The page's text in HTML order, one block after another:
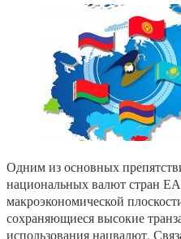
Одним из основных
национальных валют стран
макроэкономической
сохраняющиеся высокие
использования нацвалют.